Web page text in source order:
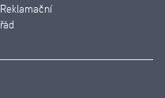
Reklamační
řád